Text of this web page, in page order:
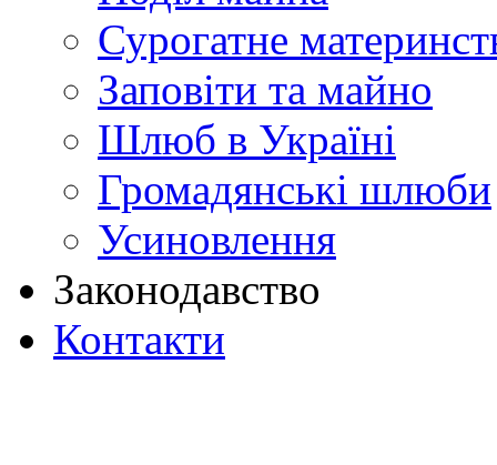
Сурогатне
Заповіти та майно
Шлюб в Україні
Громадянські шлюби
Усиновлення
Законодавство
Контакти